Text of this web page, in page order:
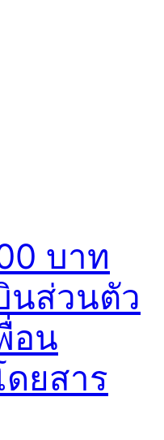
บาท
นส่วนตัว
อน
ดยสาร